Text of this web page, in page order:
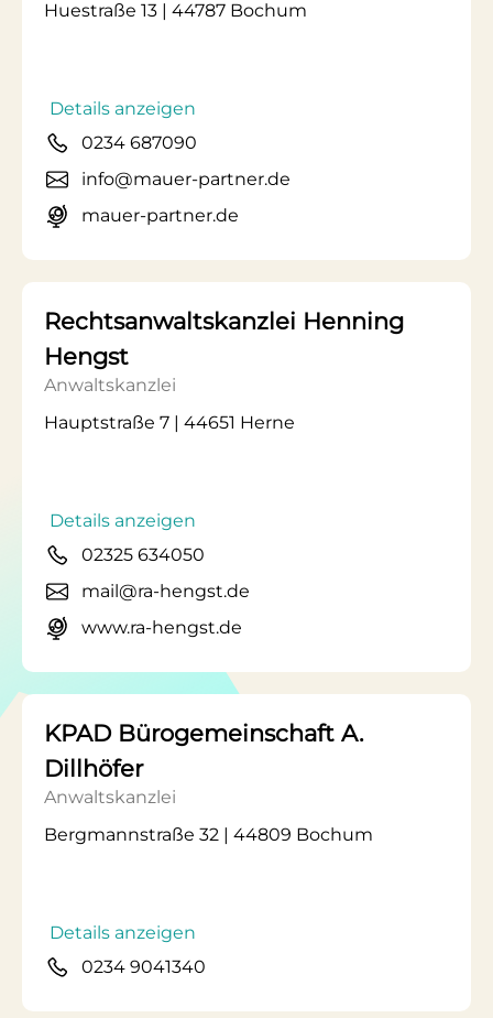
Huestraße 13 | 44787 Bochum
Details anzeigen
0234 687090
info@mauer-partner.de
mauer-partner.de
Rechtsanwaltskanzlei Henning
Hengst
Anwaltskanzlei
Hauptstraße 7 | 44651 Herne
Details anzeigen
02325 634050
mail@ra-hengst.de
www.ra-hengst.de
KPAD Bürogemeinschaft A.
Dillhöfer
Anwaltskanzlei
Bergmannstraße 32 | 44809 Bochum
Details anzeigen
0234 9041340